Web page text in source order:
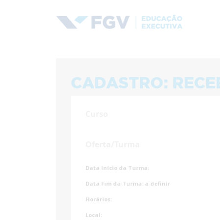
CADASTRO:
Data Início da Turma:
Data Fim da Turma: a definir
Horários:
Local: